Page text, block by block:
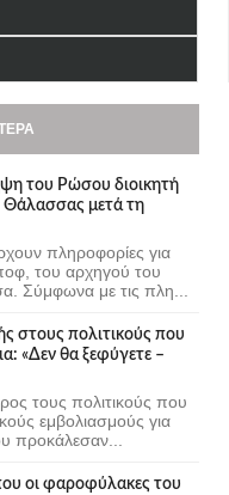
του Ρώσου διοικητή
Θάλασσας μετά τη
πληροφορίες για
του αρχηγού του
Σύμφωνα με τις πλη...
στους πολιτικούς που
«Δεν θα ξεφύγετε –
τους πολιτικούς που
εμβολιασμούς για
προκάλεσαν...
οι φαροφύλακες του